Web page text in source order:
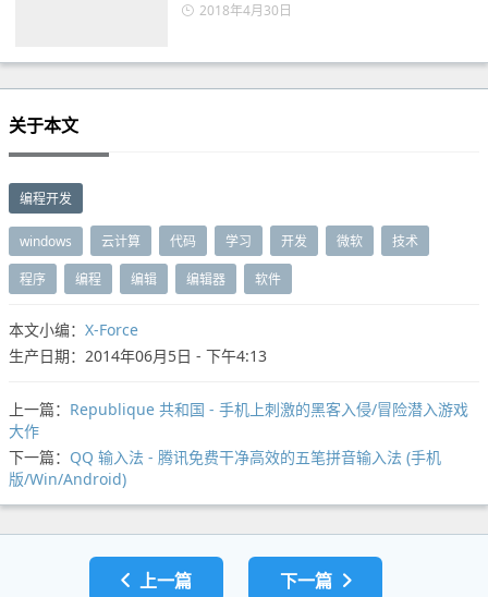
2018年4月30日
关于本文
编程开发
windows 云计算 代码 学习 开发 微软 技术
程序 编程 编辑 编辑器 软件
本文小编： X-Force
生产日期：2014年06月5日 - 下午4:13
上一篇： Republique 共和国 - 手机上刺激的黑客入侵/冒险潜入游戏
大作
下一篇： QQ 输入法 - 腾讯免费干净高效的五笔拼音输入法 (手机
版/Win/Android)
上一篇 下一篇